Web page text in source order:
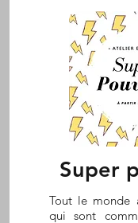
Super
Tout le monde
qui sont